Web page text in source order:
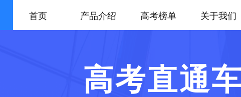
首页 产品介绍 高考榜单 关于我们
高考直通